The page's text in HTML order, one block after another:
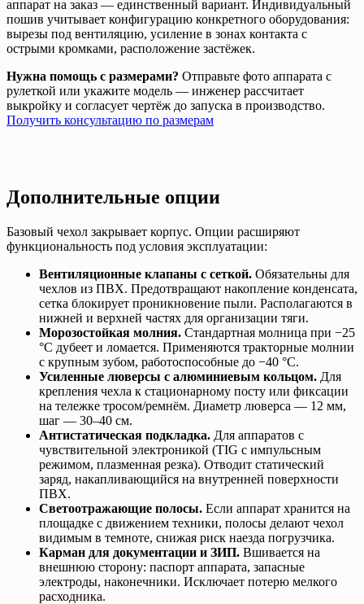
аппарат на заказ — единственный вариант. Индивидуальный
пошив учитывает конфигурацию конкретного оборудования:
вырезы под вентиляцию, усиление в зонах контакта с
острыми кромками, расположение застёжек.
Нужна помощь с размерами? Отправьте фото аппарата с
рулеткой или укажите модель — инженер рассчитает
выкройку и согласует чертёж до запуска в производство.
Получить консультацию по размерам
Дополнительные опции
Базовый чехол закрывает корпус. Опции расширяют
функциональность под условия эксплуатации:
Вентиляционные клапаны с сеткой. Обязательны для
чехлов из ПВХ. Предотвращают накопление конденсата,
сетка блокирует проникновение пыли. Располагаются в
нижней и верхней частях для организации тяги.
Морозостойкая молния. Стандартная молница при −25
°C дубеет и ломается. Применяются тракторные молнии
с крупным зубом, работоспособные до −40 °C.
Усиленные люверсы с алюминиевым кольцом. Для
крепления чехла к стационарному посту или фиксации
на тележке тросом/ремнём. Диаметр люверса — 12 мм,
шаг — 30–40 см.
Антистатическая подкладка. Для аппаратов с
чувствительной электроникой (TIG с импульсным
режимом, плазменная резка). Отводит статический
заряд, накапливающийся на внутренней поверхности
ПВХ.
Светоотражающие полосы. Если аппарат хранится на
площадке с движением техники, полосы делают чехол
видимым в темноте, снижая риск наезда погрузчика.
Карман для документации и ЗИП. Вшивается на
внешнюю сторону: паспорт аппарата, запасные
электроды, наконечники. Исключает потерю мелкого
расходника.